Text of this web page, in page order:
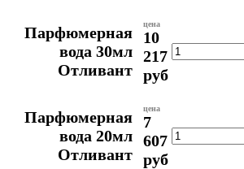
Парфюмерная
вода 30мл
Отливант
цена
10
217
руб
Парфюмерная
вода 20мл
Отливант
цена
7
607
руб